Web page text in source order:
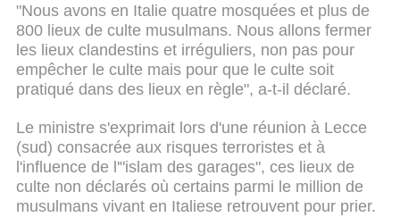
"Nous avons en Italie quatre mosquées et plus de
800 lieux de culte musulmans. Nous allons fermer
les lieux clandestins et irréguliers, non pas pour
empêcher le culte mais pour que le culte soit
pratiqué dans des lieux en règle", a-t-il déclaré.
Le ministre s'exprimait lors d'une réunion à Lecce
(sud) consacrée aux risques terroristes et à
l'influence de l'"islam des garages", ces lieux de
culte non déclarés où certains parmi le million de
musulmans vivant en Italiese retrouvent pour prier.